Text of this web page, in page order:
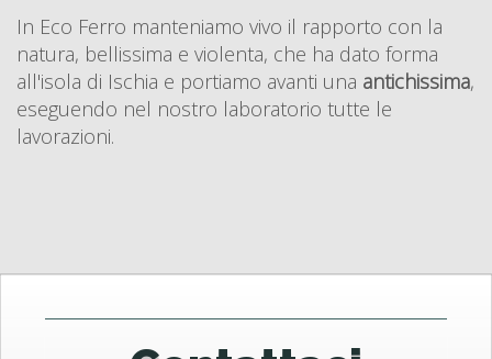
In Eco Ferro manteniamo vivo il rapporto con la
natura, bellissima e violenta, che ha dato forma
all'isola di Ischia e portiamo avanti una antichissima,
eseguendo nel nostro laboratorio tutte le
lavorazioni.